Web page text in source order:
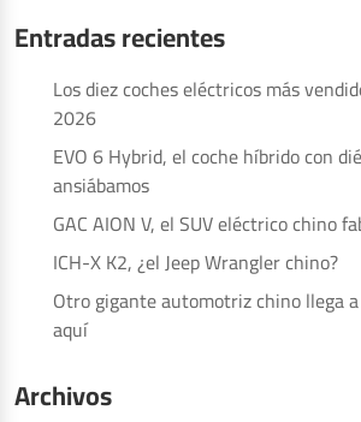
Entradas recientes
Los diez coches eléctricos más
2026
EVO 6 Hybrid, el coche híbrido con
ansiábamos
GAC AION V, el SUV eléctrico chino
ICH-X K2, ¿el Jeep Wrangler chino?
Otro gigante automotriz chino llega
aquí
Archivos